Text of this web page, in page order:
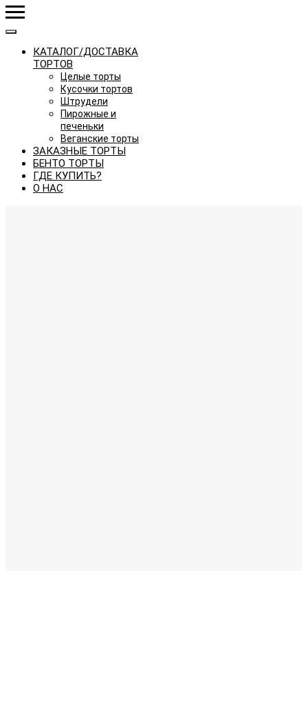
КАТАЛОГ/ДОСТАВКА
ТОРТОВ
Целые торты
Кусочки тортов
Штрудели
Пирожные и
печеньки
Веганские торты
ЗАКАЗНЫЕ ТОРТЫ
БЕНТО ТОРТЫ
ГДЕ КУПИТЬ?
О НАС